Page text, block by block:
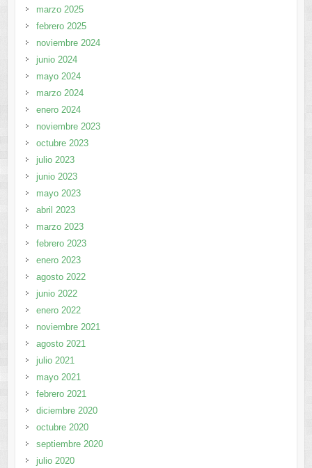
marzo 2025
febrero 2025
noviembre 2024
junio 2024
mayo 2024
marzo 2024
enero 2024
noviembre 2023
octubre 2023
julio 2023
junio 2023
mayo 2023
abril 2023
marzo 2023
febrero 2023
enero 2023
agosto 2022
junio 2022
enero 2022
noviembre 2021
agosto 2021
julio 2021
mayo 2021
febrero 2021
diciembre 2020
octubre 2020
septiembre 2020
julio 2020